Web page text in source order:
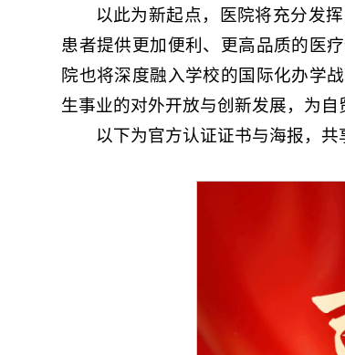
以此为新起点，医院将充分发
患者提供更加便利、更高品质的医
院也将深度融入学校的国际化办学
生事业的对外开放与创新发展，为自
以下为官方认证证书与海报，共